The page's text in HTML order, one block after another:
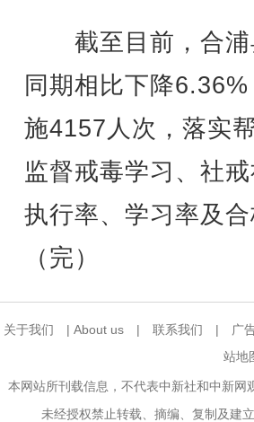
截至目前，合浦
同期相比下降
施4157人次，落实
监督戒毒学习、社
执行率、学习率及
（完）
关于我们 | About us | 联系我们 | 广
站地
本网站所刊载信息，不代表中新社和中新
未经授权禁止转载、摘编、复制及建